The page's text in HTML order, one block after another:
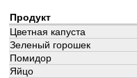
Продукт
Цветная капуста
Зеленый горошек
Помидор
Яйцо